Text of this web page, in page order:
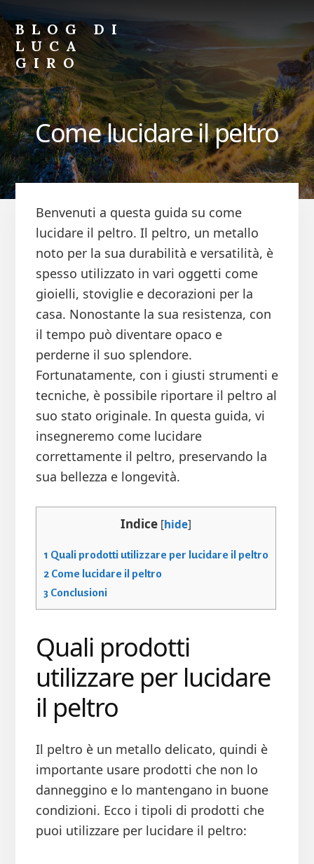
to
primary
sidebar
to
content
BLOG DI
LUCA
GIRO
Blog
di
Luca
GiroCome lucidare il peltro
Benvenuti a questa guida su come
lucidare il peltro. Il peltro, un metallo
noto per la sua durabilità e versatilità, è
spesso utilizzato in vari oggetti come
gioielli, stoviglie e decorazioni per la
casa. Nonostante la sua resistenza, con
il tempo può diventare opaco e
perderne il suo splendore.
Fortunatamente, con i giusti strumenti e
tecniche, è possibile riportare il peltro al
suo stato originale. In questa guida, vi
insegneremo come lucidare
correttamente il peltro, preservando la
sua bellezza e longevità.
Indice [hide]
1 Quali prodotti utilizzare per lucidare il peltro
2Come lucidare il peltro
3 Conclusioni
Quali prodotti
utilizzare per lucidare
il peltro
Il peltro è un metallo delicato, quindi è
importante usare prodotti che non lo
danneggino e lo mantengano in buone
condizioni. Ecco i tipoli di prodotti che
puoi utilizzare per lucidare il peltro: